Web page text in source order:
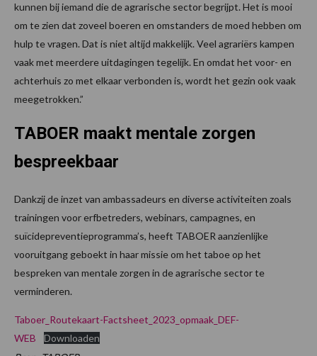
kunnen bij iemand die de agrarische sector begrijpt. Het is mooi
om te zien dat zoveel boeren en omstanders de moed hebben om
hulp te vragen. Dat is niet altijd makkelijk. Veel agrariërs kampen
vaak met meerdere uitdagingen tegelijk. En omdat het voor- en
achterhuis zo met elkaar verbonden is, wordt het gezin ook vaak
meegetrokken.”
TABOER maakt mentale zorgen
bespreekbaar
Dankzij de inzet van ambassadeurs en diverse activiteiten zoals
trainingen voor erfbetreders, webinars, campagnes, en
suïcidepreventieprogramma’s, heeft TABOER aanzienlijke
vooruitgang geboekt in haar missie om het taboe op het
bespreken van mentale zorgen in de agrarische sector te
verminderen.
Taboer_Routekaart-Factsheet_2023_opmaak_DEF-
WEB
Downloaden